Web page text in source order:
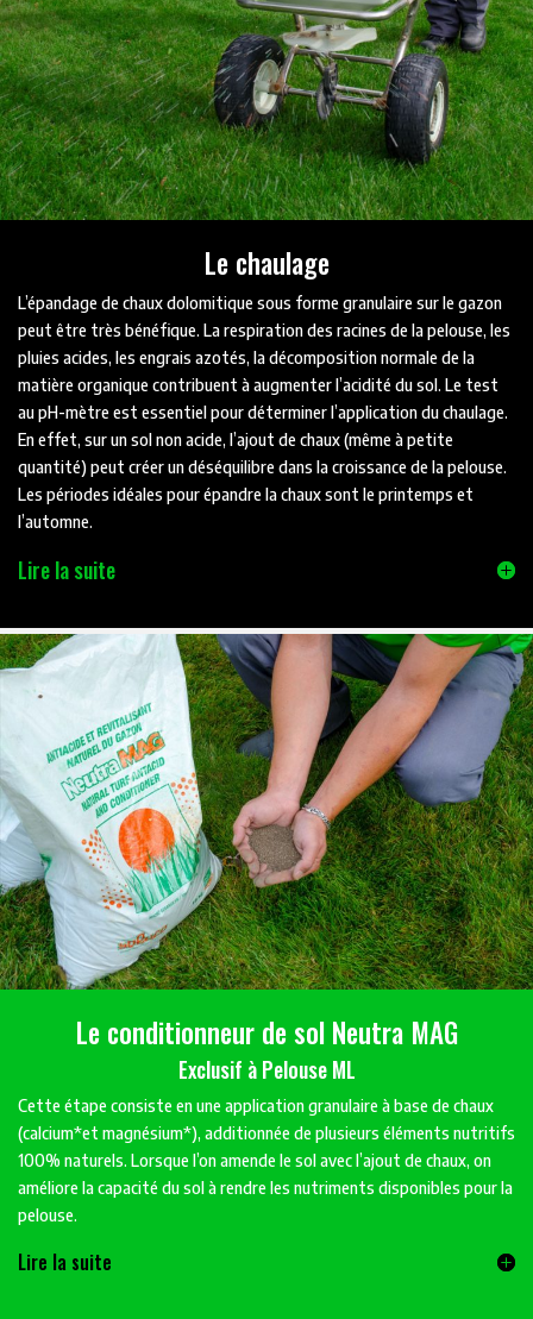
Le chaulage
L’épandage de chaux dolomitique sous forme granulaire sur le gazon
peut être très bénéfique. La respiration des racines de la pelouse, les
pluies acides, les engrais azotés, la décomposition normale de la
matière organique contribuent à augmenter l’acidité du sol. Le test
au pH-mètre est essentiel pour déterminer l’application du chaulage.
En effet, sur un sol non acide, l’ajout de chaux (même à petite
quantité) peut créer un déséquilibre dans la croissance de la pelouse.
Les périodes idéales pour épandre la chaux sont le printemps et
l’automne.
Lire la suite
Le conditionneur de sol Neutra MAG
Exclusif à Pelouse ML
Cette étape consiste en une application granulaire à base de chaux
(calcium*et magnésium*), additionnée de plusieurs éléments nutritifs
100% naturels. Lorsque l’on amende le sol avec l’ajout de chaux, on
améliore la capacité du sol à rendre les nutriments disponibles pour la
pelouse.
Lire la suite